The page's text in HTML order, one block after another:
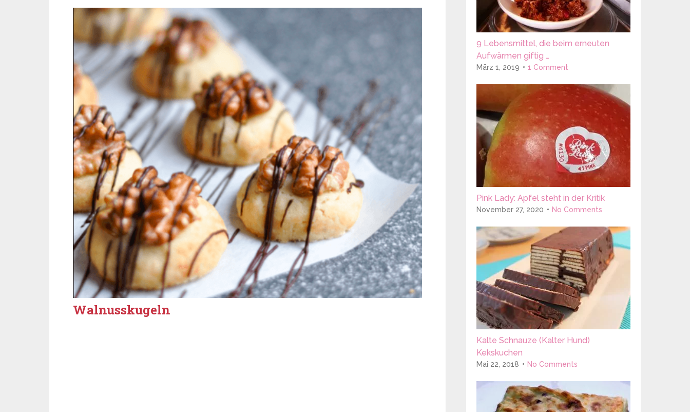
Walnusskugeln
9 Lebensmittel, die beim erneuten
Aufwärmen giftig …
März 1, 2019 1 Comment
Pink Lady: Apfel steht in der Kritik
November 27, 2020 No Comments
Kalte Schnauze (Kalter Hund)
Kekskuchen
Mai 22, 2018 No Comments